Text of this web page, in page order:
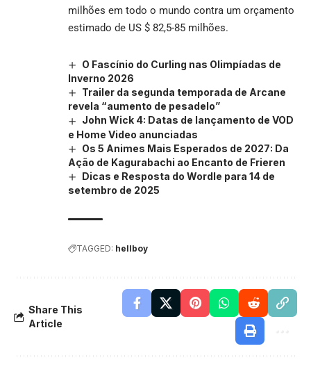
milhões em todo o mundo contra um orçamento
estimado de US $ 82,5-85 milhões.
O Fascínio do Curling nas Olimpíadas de
Inverno 2026
Trailer da segunda temporada de Arcane
revela “aumento de pesadelo”
John Wick 4: Datas de lançamento de VOD
e Home Video anunciadas
Os 5 Animes Mais Esperados de 2027: Da
Ação de Kagurabachi ao Encanto de Frieren
Dicas e Resposta do Wordle para 14 de
setembro de 2025
TAGGED: hellboy
Share This
Article